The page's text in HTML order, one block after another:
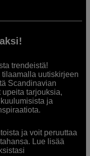
trendeistä!
uutiskirjeen
Scandinavian
tarjouksia,
ja
ja voit peruuttaa
Lue lisää